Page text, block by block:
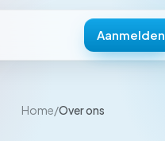
Aanmelden
Home/Over ons